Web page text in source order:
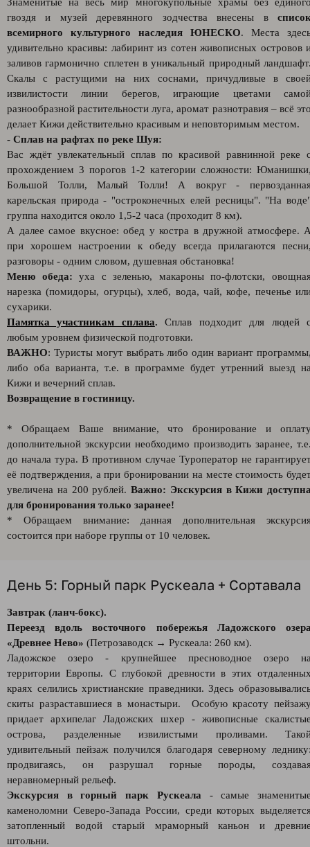
гвоздя и музей деревянного зодчества внесены в
всемирного культурного наследия ЮНЕСКО. Места
удивительно красивы: лабиринт из сотен живописных островов
заливов гармонично сплетен в уникальный природный
Скалы с растущими на них соснами, причудливые в
извилистости линии берегов, играющие цветами
разнообразной растительности луга, аромат разнотравия – всё
делает Кижи действительно красивым и неповторимым местом.
- Сплав на рафтах по реке Шуя:
Вас ждёт увлекательный сплав по красивой равнинной реке
прохождением 3 порогов 1-2 категории сложности:
Большой Толли, Малый Толли! А вокруг -
карельская природа - "остроконечных елей ресницы". "На
группа находится около 1,5-2 часа (проходит 8 км).
А далее самое вкусное: обед у костра в дружной атмосфере.
при хорошем настроении к обеду всегда прилагаются
разговоры - одним словом, душевная обстановка!
Меню обеда: уха с зеленью, макароны по-флотски,
нарезка (помидоры, огурцы), хлеб, вода, чай, кофе, печенье
сухарики.
Памятка участникам сплава. Сплав подходит для людей
любым уровнем физической подготовки.
ВАЖНО: Туристы могут выбрать либо один вариант
либо оба варианта, т.е. в программе будет утренний выезд
Кижи и вечерний сплав.
Возвращение в гостиницу.
* Обращаем Ваше внимание, что бронирование и
дополнительной экскурсии необходимо производить заранее,
до начала тура. В противном случае Туроператор не
её подтверждения, а при бронировании на месте стоимость
увеличена на 200 рублей. Важно: Экскурсия в Кижи
для бронирования только заранее!
* Обращаем внимание: данная дополнительная
состоится при наборе группы от 10 человек.
День 5: Горный парк Рускеала + Сортавала
Завтрак (ланч-бокс).
Переезд вдоль восточного побережья Ладожского
«Древнее Нево» (Петрозаводск → Рускеала: 260 км).
Ладожское озеро - крупнейшее пресноводное озеро
территории Европы. С глубокой древности в этих
краях селились христианские праведники. Здесь
скиты разраставшиеся в монастыри. Особую красоту
придает архипелаг Ладожских шхер - живописные
острова, разделенные извилистыми проливами.
удивительный пейзаж получился благодаря северному
продвигаясь, он разрушал горные породы,
неравномерный рельеф.
Экскурсия в горный парк Рускеала - самые
каменоломни Северо-Запада России, среди которых
затопленный водой старый мраморный каньон и
штольни.